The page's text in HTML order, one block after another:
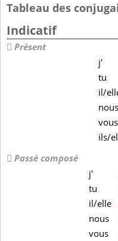
Tableau des
Indicatif
Présent
j'
tu
il/
nous
vous
ils/
Passé composé
j'
tu
il/elle
nous
vous